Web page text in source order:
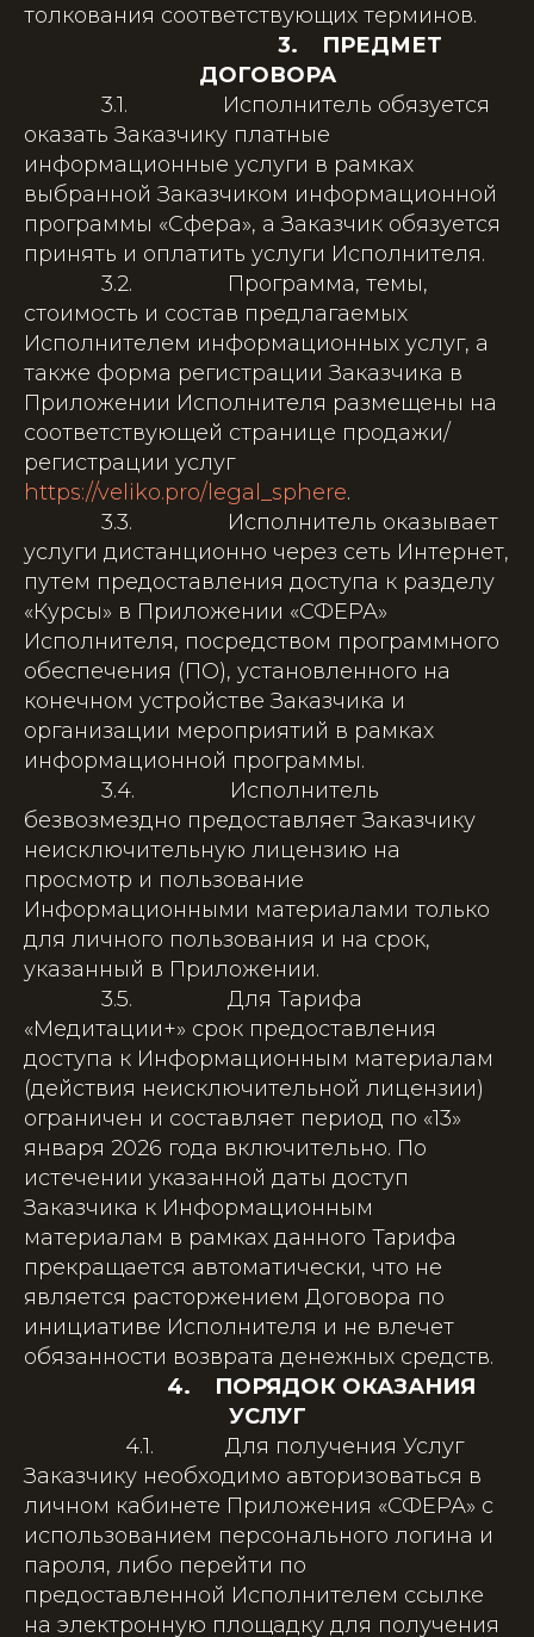
толкования соответствующих терминов.
3. ПРЕДМЕТ
ДОГОВОРА
3.1. Исполнитель обязуется
оказать Заказчику платные
информационные услуги в рамках
выбранной Заказчиком информационной
программы «Сфера», а Заказчик обязуется
принять и оплатить услуги Исполнителя.
3.2. Программа, темы,
стоимость и состав предлагаемых
Исполнителем информационных услуг, а
также форма регистрации Заказчика в
Приложении Исполнителя размещены на
соответствующей странице продажи/
регистрации услуг
https://veliko.pro/legal_sphere.
3.3. Исполнитель оказывает
услуги дистанционно через сеть Интернет,
путем предоставления доступа к разделу
«Курсы» в Приложении «СФЕРА»
Исполнителя, посредством программного
обеспечения (ПО), установленного на
конечном устройстве Заказчика и
организации мероприятий в рамках
информационной программы.
3.4. Исполнитель
безвозмездно предоставляет Заказчику
неисключительную лицензию на
просмотр и пользование
Информационными материалами только
для личного пользования и на срок,
указанный в Приложении.
3.5. Для Тарифа
«Медитации+» срок предоставления
доступа к Информационным материалам
(действия неисключительной лицензии)
ограничен и составляет период по «13»
января 2026 года включительно. По
истечении указанной даты доступ
Заказчика к Информационным
материалам в рамках данного Тарифа
прекращается автоматически, что не
является расторжением Договора по
инициативе Исполнителя и не влечет
обязанности возврата денежных средств.
4. ПОРЯДОК ОКАЗАНИЯ
УСЛУГ
4.1. Для получения Услуг
Заказчику необходимо авторизоваться в
личном кабинете Приложения «СФЕРА» с
использованием персонального логина и
пароля, либо перейти по
предоставленной Исполнителем ссылке
на электронную площадку для получения